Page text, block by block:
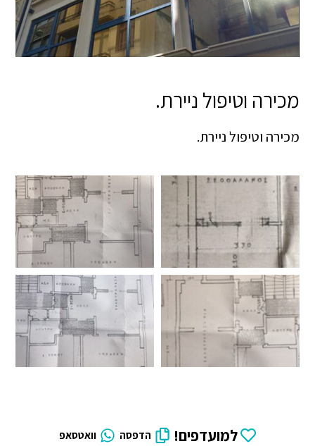
מכירה וטיפול ניירת.
מכירה וטיפול ניירת.
למועדפים! הדפסה וואטסאפ